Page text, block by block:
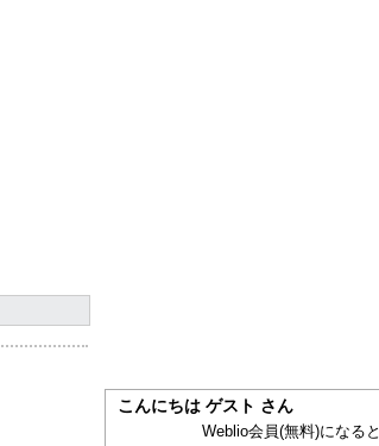
こんにちは ゲスト さん
Weblio会員(無料)になると